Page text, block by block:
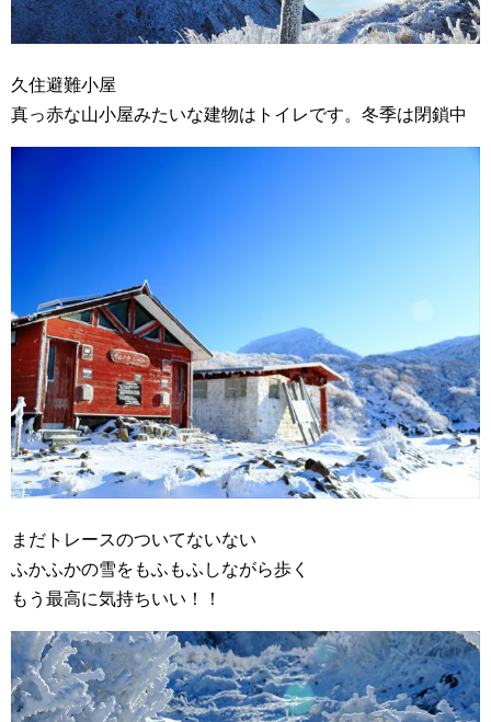
久住避難小屋
真っ赤な山小屋みたいな建物はトイレです。冬季は閉鎖中
まだトレースのついてないない
ふかふかの雪をもふもふしながら歩く
もう最高に気持ちいい！！